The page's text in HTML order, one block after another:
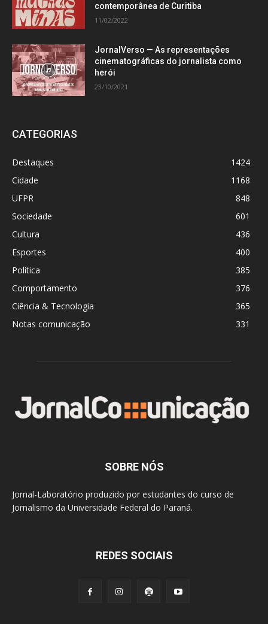
contemporânea de Curitiba
11/02/2022
JornalVerso — As representações
cinematográficas do jornalista como
herói
23/10/2021
CATEGORIAS
Destaques
1424
Cidade
1168
UFPR
848
Sociedade
601
Cultura
436
Esportes
400
Política
385
Comportamento
376
Ciência & Tecnologia
365
Notas comunicação
331
SOBRE NÓS
Jornal-Laboratório produzido por estudantes do curso de
Jornalismo da Universidade Federal do Paraná.
REDES SOCIAIS